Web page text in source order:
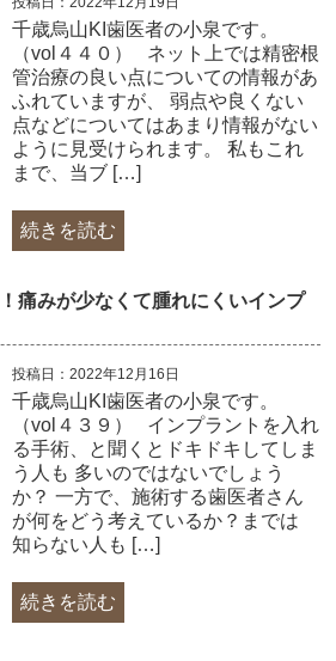
千歳烏山KI歯医者の小泉です。
（vol４４０）​ ネット上では精密根
管治療の良い点についての情報があ
ふれていますが、 弱点や良くない
点などについてはあまり情報がない
ように見受けられます。 私もこれ
まで、当ブ […]
続きを読む
痛みが少なくて腫れにくいインプ
投稿日：2022年12月16日
千歳烏山KI歯医者の小泉です。
（vol４３９）​ インプラントを入れ
る手術、と聞くとドキドキしてしま
う人も 多いのではないでしょう
か？ 一方で、施術する歯医者さん
が何をどう考えているか？までは
知らない人も […]
続きを読む